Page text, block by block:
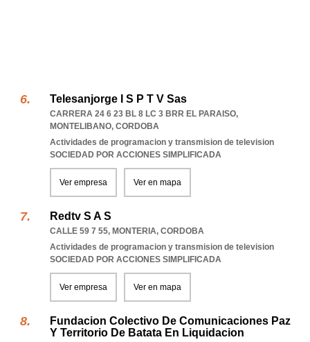
Telesanjorge I S P T V Sas
CARRERA 24 6 23 BL 8 LC 3 BRR EL PARAISO,
MONTELIBANO, CORDOBA
Actividades de programacion y transmision de television
SOCIEDAD POR ACCIONES SIMPLIFICADA
Ver empresa Ver en mapa
Redtv S A S
CALLE 59 7 55, MONTERIA, CORDOBA
Actividades de programacion y transmision de television
SOCIEDAD POR ACCIONES SIMPLIFICADA
Ver empresa Ver en mapa
Fundacion Colectivo De Comunicaciones Paz
Y Territorio De Batata En Liquidacion